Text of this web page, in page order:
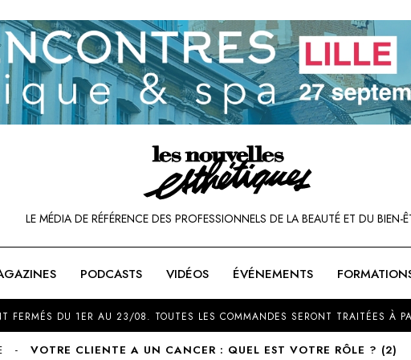
LE MÉDIA DE RÉFÉRENCE DES PROFESSIONNELS DE LA BEAUTÉ ET DU BIEN-
PODCASTS VIDÉOS ÉVÉNEMENTS
FERMÉS DU 1ER AU 23/08. TOUTES LES COMMANDES SERONT TRAITÉES À
VOTRE CLIENTE A UN CANCER : QUEL EST VOTRE RÔLE ? (2)